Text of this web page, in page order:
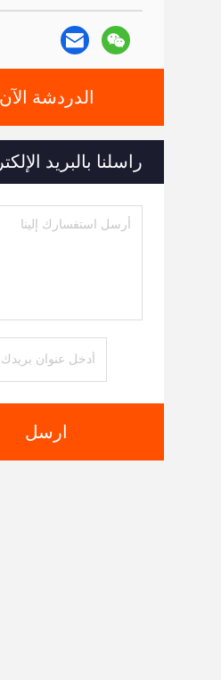
الدردشة الآن
راسلنا بالبريد
ارسل